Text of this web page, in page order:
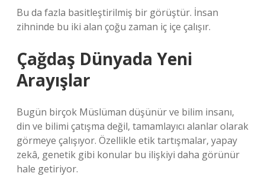
Bu da fazla basitleştirilmiş bir görüştür. İnsan
zihninde bu iki alan çoğu zaman iç içe çalışır.
Çağdaş Dünyada Yeni
Arayışlar
Bugün birçok Müslüman düşünür ve bilim insanı,
din ve bilimi çatışma değil, tamamlayıcı alanlar olarak
görmeye çalışıyor. Özellikle etik tartışmalar, yapay
zekâ, genetik gibi konular bu ilişkiyi daha görünür
hale getiriyor.